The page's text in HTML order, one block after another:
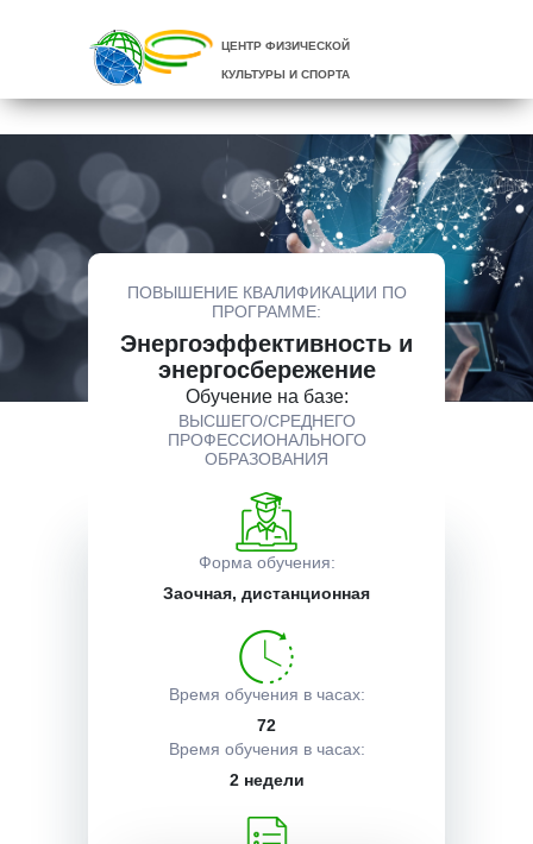
ЦЕНТР ФИЗИЧЕСКОЙ
КУЛЬТУРЫ И СПОРТА
ПОВЫШЕНИЕ КВАЛИФИКАЦИИ ПО
ПРОГРАММЕ:
Энергоэффективность и
энергосбережение
Обучение на базе:
ВЫСШЕГО/СРЕДНЕГО
ПРОФЕССИОНАЛЬНОГО
ОБРАЗОВАНИЯ
Форма обучения:
Заочная, дистанционная
Время обучения в часах:
72
Время обучения в часах:
2 недели
Описание курса
Получаемые документы
Условия поступления